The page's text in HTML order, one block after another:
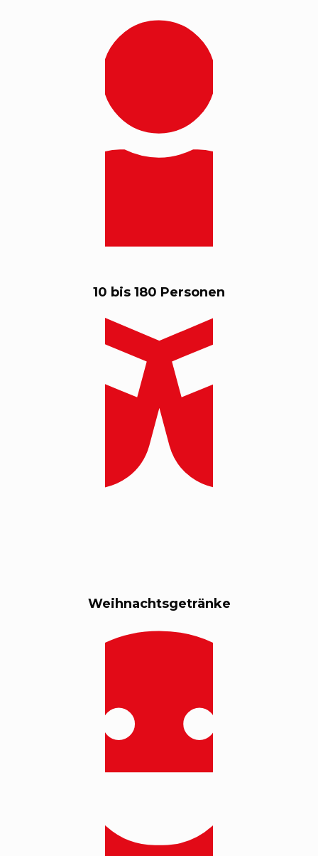
10 bis 180 Personen
Weihnachtsgetränke